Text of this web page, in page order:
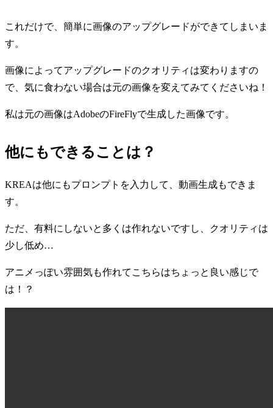
これだけで、簡単に画像のアップグレードができてしまいま
す。
画像によってアップグレードのクオリティは変わりますの
で、気に食わない場合は元の画像を変えてみてくださいね！
私は元の画像はAdobeのFireFlyで生成した画像です。
他にもできることは？
KREAは他にもプロンプトを入力して、動画生成もできま
す。
ただ、有料にしないと多くは作れないですし、クオリティは
少し低め…
アニメっぽい雰囲気も作れてこちらはちょっと良い感じで
は！？